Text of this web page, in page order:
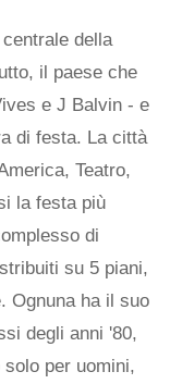
della
il paese che
e J Balvin - e
di festa. La città
Teatro,
la festa più
di
su 5 piani,
Ognuna ha il suo
degli anni '80,
per uomini,